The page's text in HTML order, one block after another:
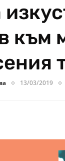
към
13/03/2019